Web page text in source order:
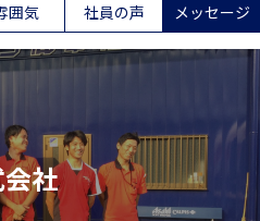
囲気 社員の声 メッセージ
社